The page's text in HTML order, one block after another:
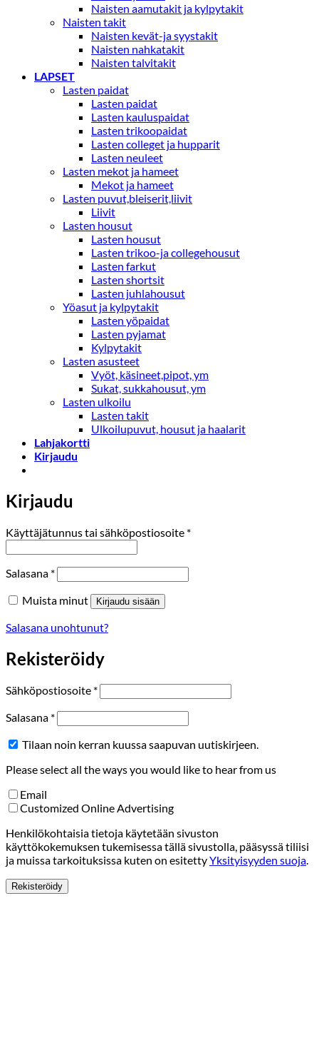
Naisten aamutakit ja kylpytakit
Naisten takit
Naisten kevät-ja syystakit
Naisten nahkatakit
Naisten talvitakit
LAPSET
Lasten paidat
Lasten paidat
Lasten kauluspaidat
Lasten trikoopaidat
Lasten colleget ja hupparit
Lasten neuleet
Lasten mekot ja hameet
Mekot ja hameet
Lasten puvut,bleiserit,liivit
Liivit
Lasten housut
Lasten housut
Lasten trikoo-ja collegehousut
Lasten farkut
Lasten shortsit
Lasten juhlahousut
Yöasut ja kylpytakit
Lasten yöpaidat
Lasten pyjamat
Kylpytakit
Lasten asusteet
Vyöt, käsineet,pipot, ym
Sukat, sukkahousut, ym
Lasten ulkoilu
Lasten takit
Ulkoilupuvut, housut ja haalarit
Lahjakortti
Kirjaudu
Kirjaudu
Käyttäjätunnus tai sähköpostiosoite *Vaaditaan
Salasana *Vaaditaan
Muista minut Kirjaudu sisään
Salasana unohtunut?
Rekisteröidy
Sähköpostiosoite *Vaaditaan
Salasana *Vaaditaan
Tilaan noin kerran kuussa saapuvan uutiskirjeen.
Please select all the ways you would like to hear from us
Email
Customized Online Advertising
Henkilökohtaisia tietoja käytetään sivuston
käyttökokemuksen tukemisessa tällä sivustolla, pääsyssä tiliisi
ja muissa tarkoituksissa kuten on esitettyYksityisyyden suoja
Rekisteröidy